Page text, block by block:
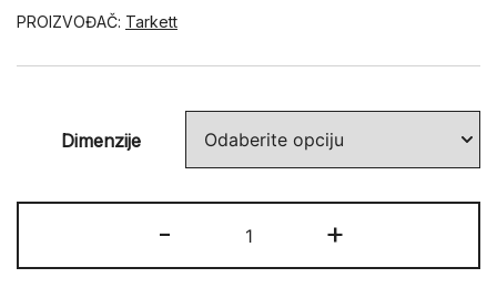
PROIZVOĐAČ: Tarkett
Dimenzije
-
Tarkett
-
+